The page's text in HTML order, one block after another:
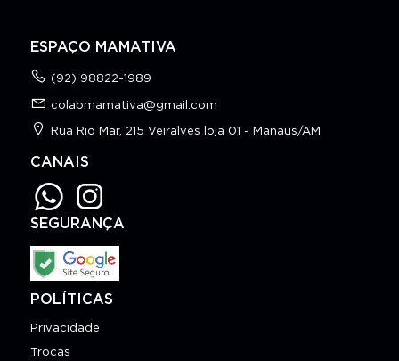
ESPAÇO MAMATIVA
(92) 98822-1989
colabmamativa@gmail.com
Rua Rio Mar, 215 Veiralves loja 01 - Manaus/AM
CANAIS
SEGURANÇA
POLÍTICAS
Privacidade
Trocas